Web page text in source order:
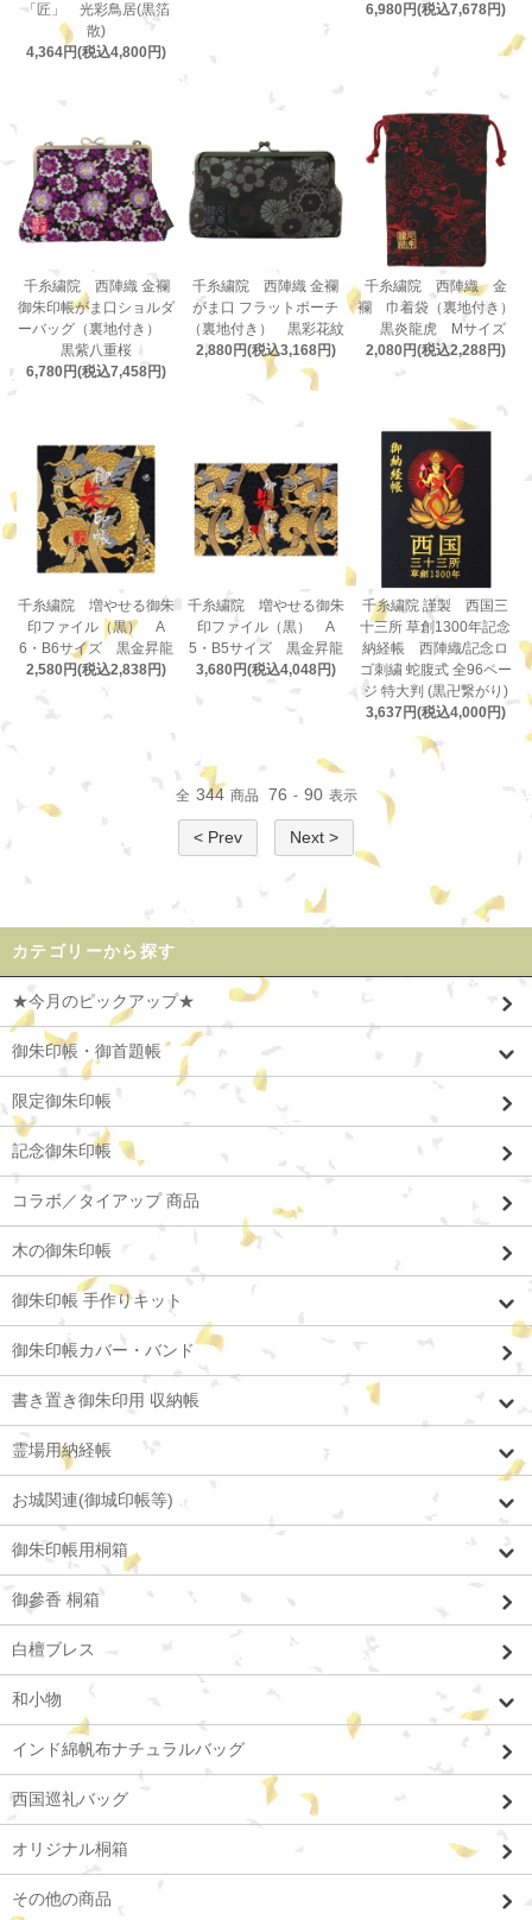
「匠」 光彩鳥居(黒箔
散)
4,364円(税込4,800円)
6,980円(税込7,678円)
千糸繍院 西陣織 金襴
御朱印帳がま口ショルダ
ーバッグ（裏地付き）
黒紫八重桜
6,780円(税込7,458円)
千糸繍院 西陣織 金襴
がま口 フラットポーチ
（裏地付き） 黒彩花紋
2,880円(税込3,168円)
千糸繍院 西陣織 金
襴 巾着袋（裏地付き）
黒炎龍虎 Mサイズ
2,080円(税込2,288円)
千糸繍院 増やせる御朱
印ファイル（黒） A
6・B6サイズ 黒金昇龍
2,580円(税込2,838円)
千糸繍院 増やせる御朱
印ファイル（黒） A
5・B5サイズ 黒金昇龍
3,680円(税込4,048円)
千糸繍院 謹製 西国三
十三所 草創1300年記念
納経帳 西陣織/記念ロ
ゴ刺繍 蛇腹式 全96ペー
ジ 特大判 (黒卍繋がり)
3,637円(税込4,000円)
全 344 商品 76 - 90 表示
< Prev Next >
カテゴリーから探す
★今月のピックアップ★
御朱印帳・御首題帳
限定御朱印帳
記念御朱印帳
コラボ／タイアップ 商品
木の御朱印帳
御朱印帳 手作りキット
御朱印帳カバー・バンド
書き置き御朱印用 収納帳
霊場用納経帳
お城関連(御城印帳等)
御朱印帳用桐箱
御參香 桐箱
白檀ブレス
和小物
インド綿帆布ナチュラルバッグ
西国巡礼バッグ
オリジナル桐箱
その他の商品